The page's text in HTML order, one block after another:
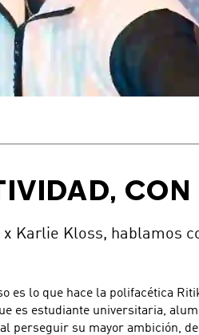
Karlie Kloss, hablamos
lo que hace la polifacética
es estudiante universitaria,
perseguir su mayor ambición,